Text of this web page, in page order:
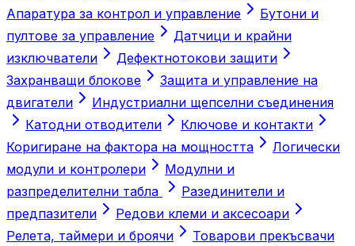
Апаратура за контрол и управление
Бутони и
пултове за управление
Датчици и крайни
изключватели
Дефектнотокови защити
Захранващи блокове
Защита и управление на
двигатели
Индустриални щепселни съединения
Катодни отводители
Ключове и контакти
Коригиране на фактора на мощността
Логически
модули и контролери
Модулни и
разпределителни табла
Разединители и
предпазители
Редови клеми и аксесоари
Релета, таймери и броячи
Товарови прекъсвачи